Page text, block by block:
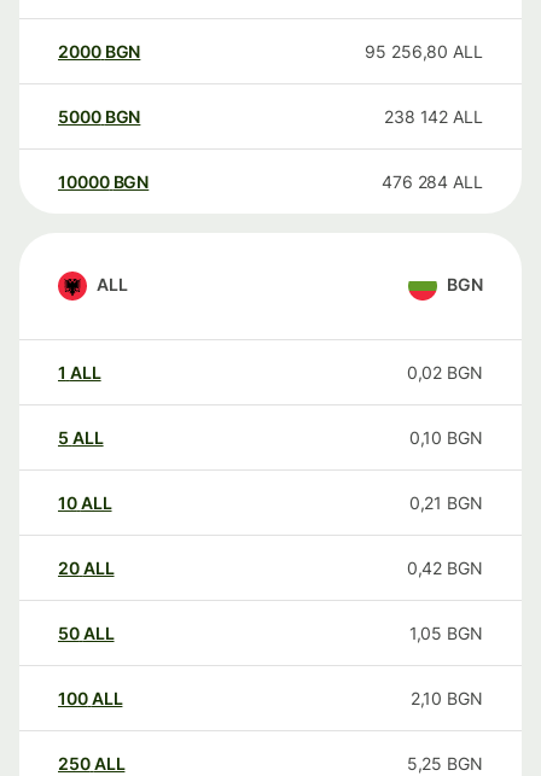
2000 BGN 95 256,80 ALL
5000 BGN 238 142 ALL
10000 BGN 476 284 ALL
ALL BGN
1 ALL 0,02 BGN
5 ALL 0,10 BGN
10ALL 0,21 BGN
20ALL 0,42 BGN
50ALL 1,05 BGN
100ALL 2,10 BGN
250ALL 5,25 BGN